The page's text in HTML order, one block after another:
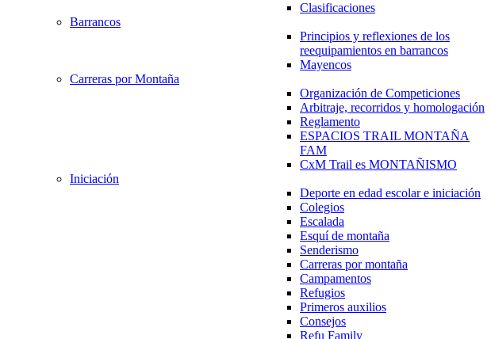
Clasificaciones
Barrancos
Principios y reflexiones de los
reequipamientos en barrancos
Mayencos
Carreras por Montaña
Organización de Competiciones
Arbitraje, recorridos y homologación
Reglamento
ESPACIOS TRAIL MONTAÑA
FAM
CxM Trail es MONTAÑISMO
Iniciación
Deporte en edad escolar e iniciación
Colegios
Escalada
Esquí de montaña
Senderismo
Carreras por montaña
Campamentos
Refugios
Primeros auxilios
Consejos
Refu Family